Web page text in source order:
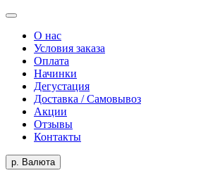
О нас
Условия заказа
Оплата
Начинки
Дегустация
Доставка / Самовывоз
Акции
Отзывы
Контакты
р. Валюта